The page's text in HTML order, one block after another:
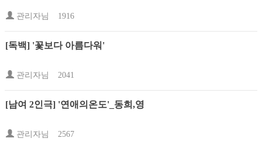
관리자님 1916
[독백] '꽃보다 아름다워'
관리자님 2041
[남여 2인극] '연애의온도'_동희,영
관리자님 2567